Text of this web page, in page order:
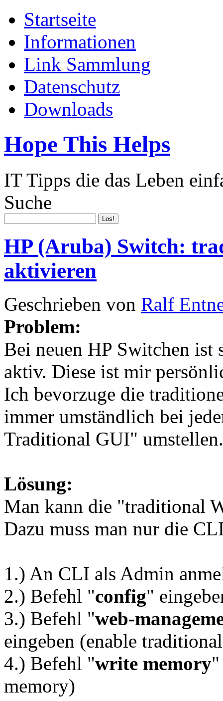
Startseite
Informationen
Link Sammlung
Datenschutz
Downloads
Hope This Helps
IT Tipps die das Leben
Suche
HP (Aruba) Switch:
aktivieren
Geschrieben von Ralf
Problem:
Bei neuen HP Switchen ist
aktiv. Diese ist mir
Ich bevorzuge die
immer umständlich bei
Traditional GUI" umstellen.
Lösung:
Man kann die "traditional
Dazu muss man nur die
1.) An CLI als Admin
2.) Befehl "config"
3.) Befehl "web-
eingeben (enable
4.) Befehl "write memory"
memory)